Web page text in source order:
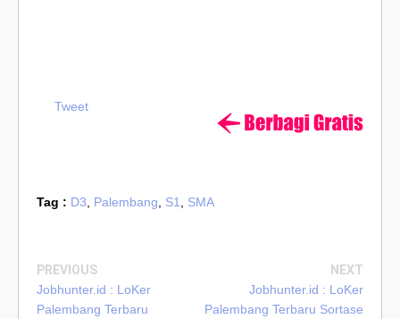
Tweet
Tag : D3 Palembang S1 SMA
PREVIOUS
Jobhunter.id : LoKer
Palembang Terbaru
NEXT
Jobhunter.id : LoKer
Palembang Terbaru Sortase